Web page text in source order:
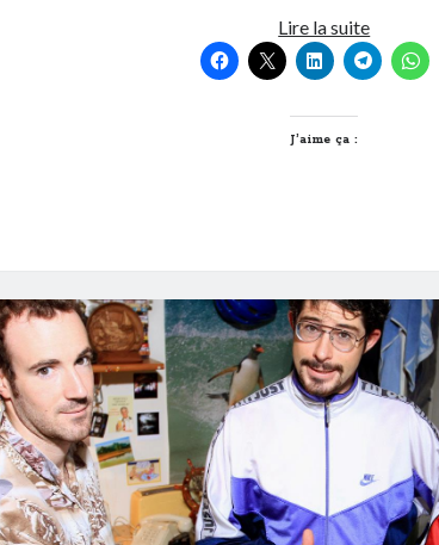
Lire la suiteQuand
Vélib’
rencontre
J’aime ça :